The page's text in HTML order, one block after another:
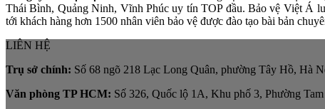
Thái Bình, Quảng Ninh, Vĩnh Phúc uy tín TOP đầu. Bảo vệ Việt Á
tới khách hàng hơn 1500 nhân viên bảo vệ được đào tạo bài bản
LIÊN HỆ
Trụ sở chính: Số 68 ngõ 218 Lạc Long Quân, phường Tây Hồ, Hà
Văn phòng TP HCM: Số 326, Quốc lộ 1A, Khu phố 3, Phường